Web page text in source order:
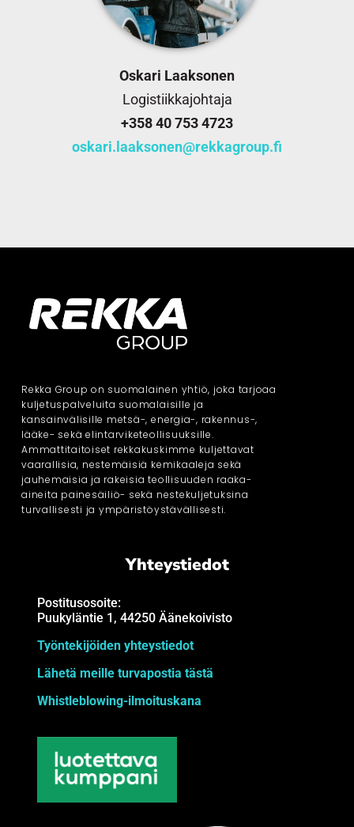
Oskari Laaksonen
Logistiikkajohtaja
+358 40 753 4723
oskari.laaksonen@rekkagroup.fi
Rekka Group on suomalainen yhtiö, joka tarjoaa
kuljetuspalveluita suomalaisille ja
kansainvälisille metsä-, energia-, rakennus-,
lääke- sekä elintarviketeollisuuksille.
Ammattitaitoiset rekkakuskimme kuljettavat
vaarallisia, nestemäisiä kemikaaleja sekä
jauhemaisia ja rakeisia teollisuuden raaka-
aineita painesäiliö- sekä nestekuljetuksina
turvallisesti ja ympäristöystävällisesti.
Yhteystiedot
Postitusosoite:
Puukyläntie 1, 44250 Äänekoivisto
Työntekijöiden yhteystiedot
Lähetä meille turvapostia tästä
Whistleblowing-ilmoituskana